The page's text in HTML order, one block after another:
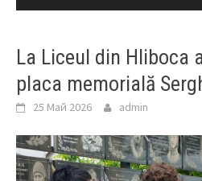
La Liceul din Hliboca
placa memorială
25 Май 2026 admin